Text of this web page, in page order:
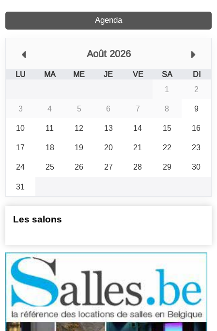
Agenda
Août 2026
LU MA ME JE VE SA
DI
1
2
3
4 5 6 7 8
9
10
11 12 13 14 15
16
17
18 19 20 21 22
23
24
25 26 27 28 29
30
31
Les salons